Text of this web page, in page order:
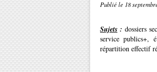
Publié le 18
Sujets : dossiers
service publics+,
répartition effectif